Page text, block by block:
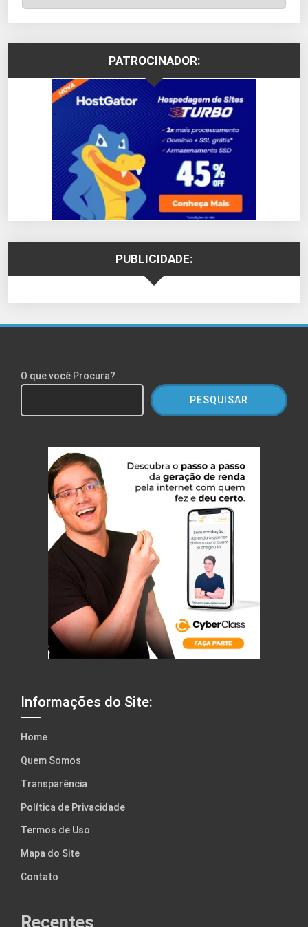
PATROCINADOR:
PUBLICIDADE:
O que você Procura?
PESQUISAR
Informações do Site:
Home
Quem Somos
Transparência
Política de Privacidade
Termos de Uso
Mapa do Site
Contato
Recentes